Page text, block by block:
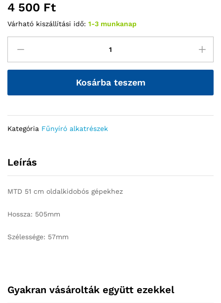
4 500 Ft
Várható kiszállítási idő: 1-3 munkanap
Kosárba teszem
Kategória Fűnyíró alkatrészek
Leírás
MTD 51 cm oldalkidobós gépekhez
Hossza: 505mm
Szélessége: 57mm
Gyakran vásárolták együtt ezekkel